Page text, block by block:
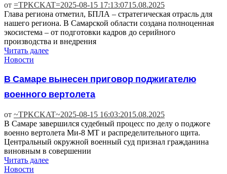
от =TPKCKAT=2025-08-15 17:13:0715.08.2025
Глава региона отметил, БПЛА – стратегическая отрасль для
нашего региона. В Самарской области создана полноценная
экосистема – от подготовки кадров до серийного
производства и внедрения
Читать далее
Новости
В Самаре вынесен приговор поджигателю
военного вертолета
от ~TPKCKAT~2025-08-15 16:03:2015.08.2025
В Самаре завершился судебный процесс по делу о поджоге
военно вертолета Ми-8 МТ и распределительного щита.
Центральный окружной военный суд признал гражданина
виновным в совершении
Читать далее
Новости